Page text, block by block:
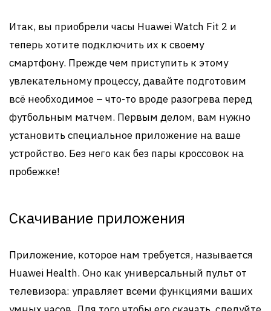
Итак, вы приобрели часы Huawei Watch Fit 2 и
теперь хотите подключить их к своему
смартфону. Прежде чем приступить к этому
увлекательному процессу, давайте подготовим
всё необходимое – что-то вроде разогрева перед
футбольным матчем. Первым делом, вам нужно
установить специальное приложение на ваше
устройство. Без него как без пары кроссовок на
пробежке!
Скачивание приложения
Приложение, которое нам требуется, называется
Huawei Health. Оно как универсальный пульт от
телевизора: управляет всеми функциями ваших